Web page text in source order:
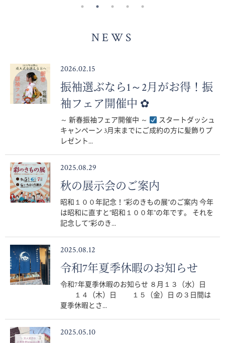
NEWS
2026.02.15
振袖選ぶなら1～2月がお得！振
袖フェア開催中 ✿
～ 新春振袖フェア開催中 ～
スタートダッシュ
キャンペーン 3月末までにご成約の方に髪飾りプ
レゼント...
2025.08.29
秋の展示会のご案内
昭和１００年記念！”彩のきもの展”のご案内 今年
は昭和に直すと”昭和１００年”の年です。 それを
記念して”彩のき...
2025.08.12
令和7年夏季休暇のお知らせ
令和7年夏季休暇のお知らせ ８月１３（水）日
１４（木）日 １５（金）日 の３日間は
夏季休暇とさ...
2025.05.10